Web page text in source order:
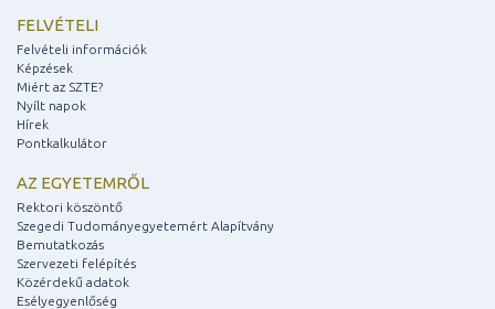
FELVÉTELI
Felvételi információk
Képzések
Miért az SZTE?
Nyílt napok
Hírek
Pontkalkulátor
AZ EGYETEMRŐL
Rektori köszöntő
Szegedi Tudományegyetemért Alapítvány
Bemutatkozás
Szervezeti felépítés
Közérdekű adatok
Esélyegyenlőség